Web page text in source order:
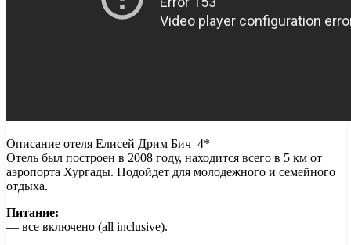
Описание отеля Елисей Дрим Бич 4*
Отель был построен в 2008 году, находится всего в 5 км от
аэропорта Хургады. Подойдет для молодежного и семейного
отдыха.
Питание:
— все включено (all inclusive).